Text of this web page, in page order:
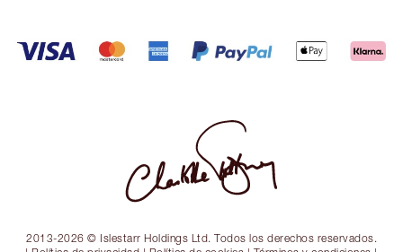
2013-2026 © Islestarr Holdings Ltd. Todos los derechos reservados.